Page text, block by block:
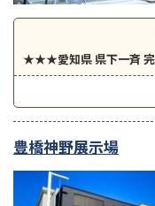
豊橋神野展示場